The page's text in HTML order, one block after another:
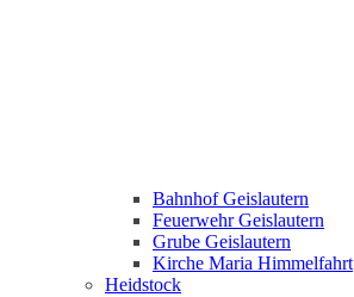
Bahnhof Geislautern
Feuerwehr Geislautern
Grube Geislautern
Kirche Maria Himmelfahrt
Heidstock